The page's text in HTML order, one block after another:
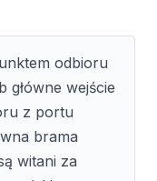
i
normami
odbioru
wejście
z portu
brama
witani za